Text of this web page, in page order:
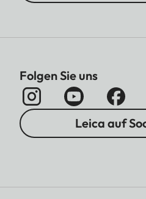
Folgen Sie uns
Leica auf